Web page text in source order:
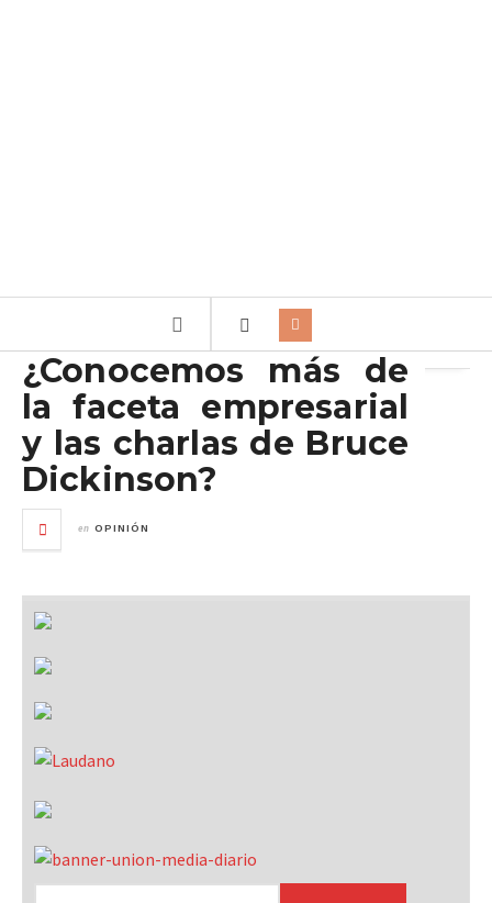
A conversation with Bruce
¿Conocemos más de
la faceta empresarial
y las charlas de Bruce
Dickinson?
en OPINIÓN